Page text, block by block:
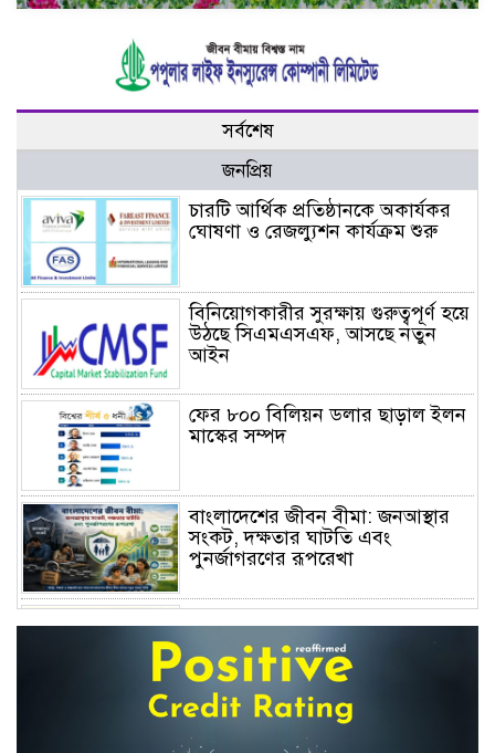
সর্বশেষ
জনপ্রিয়
চারটি আর্থিক প্রতিষ্ঠানকে অকার্যকর
ঘোষণা ও রেজল্যুশন কার্যক্রম শুরু
বিনিয়োগকারীর সুরক্ষায় গুরুত্বপূর্ণ হয়ে
উঠছে সিএমএসএফ, আসছে নতুন
আইন
ফের ৮০০ বিলিয়ন ডলার ছাড়াল ইলন
মাস্কের সম্পদ
বাংলাদেশের জীবন বীমা: জনআস্থার
সংকট, দক্ষতার ঘাটতি এবং
পুনর্জাগরণের রূপরেখা
খুঁজছে ৮ আন্তর্জাতিক প্রতিষ্ঠান